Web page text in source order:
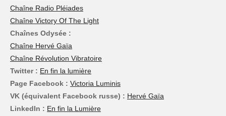
Chaîne Radio Pléiades
Chaîne Victory Of The Light
Chaînes Odysée :
Chaîne Hervé Gaïa
Chaîne Révolution Vibratoire
Twitter : En fin la lumière
Page Facebook : Victoria Luminis
VK (équivalent Facebook russe) : Hervé Gaïa
LinkedIn : En fin la Lumière